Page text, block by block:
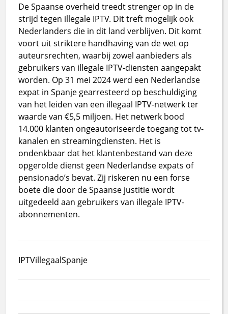
De Spaanse overheid treedt strenger op in de
strijd tegen illegale IPTV. Dit treft mogelijk ook
Nederlanders die in dit land verblijven. Dit komt
voort uit striktere handhaving van de wet op
auteursrechten, waarbij zowel aanbieders als
gebruikers van illegale IPTV-diensten aangepakt
worden. Op 31 mei 2024 werd een Nederlandse
expat in Spanje gearresteerd op beschuldiging
van het leiden van een illegaal IPTV-netwerk ter
waarde van €5,5 miljoen. Het netwerk bood
14.000 klanten ongeautoriseerde toegang tot tv-
kanalen en streamingdiensten. Het is
ondenkbaar dat het klantenbestand van deze
opgerolde dienst geen Nederlandse expats of
pensionado’s bevat. Zij riskeren nu een forse
boete die door de Spaanse justitie wordt
uitgedeeld aan gebruikers van illegale IPTV-
abonnementen.
IPTVillegaalSpanje